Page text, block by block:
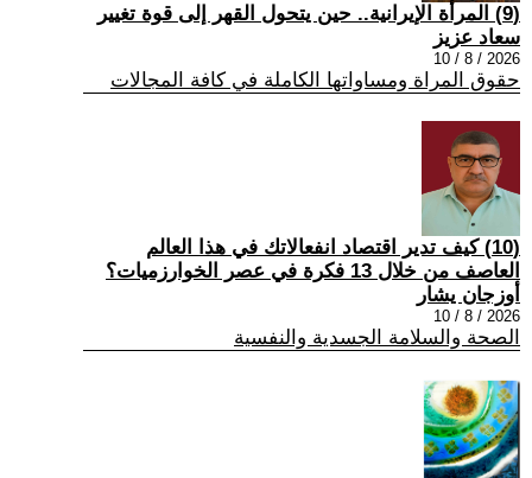
(9) المرأة الإيرانية.. حين يتحول القهر إلى قوة تغيير
سعاد عزيز
2026 / 8 / 10
حقوق المراة ومساواتها الكاملة في كافة المجالات
(10) كيف تدير اقتصاد انفعالاتك في هذا العالم
العاصف من خلال 13 فكرة في عصر الخوارزميات؟
أوزجان يشار
2026 / 8 / 10
الصحة والسلامة الجسدية والنفسية